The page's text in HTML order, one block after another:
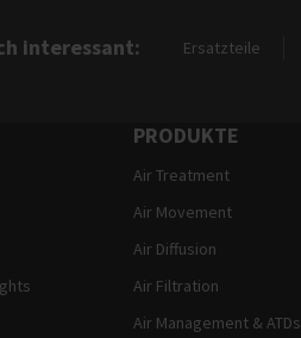
interessant Ersatzteile
PRODUKTE
Air Treatment
Air Movement
Air Diffusion
Air Filtration
Air Management & ATDs